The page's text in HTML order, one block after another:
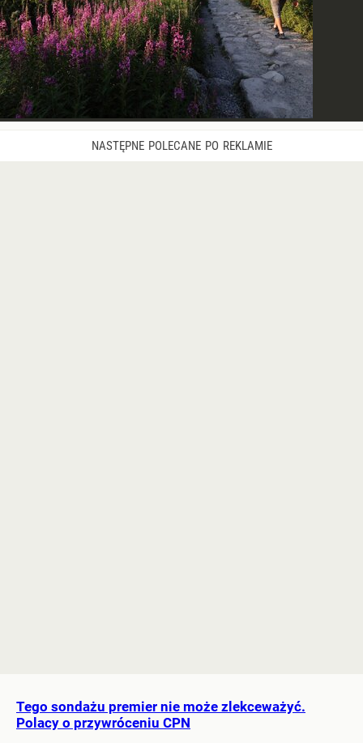
Tego sondażu premier nie może zlekceważyć.
Polacy o przywróceniu CPN